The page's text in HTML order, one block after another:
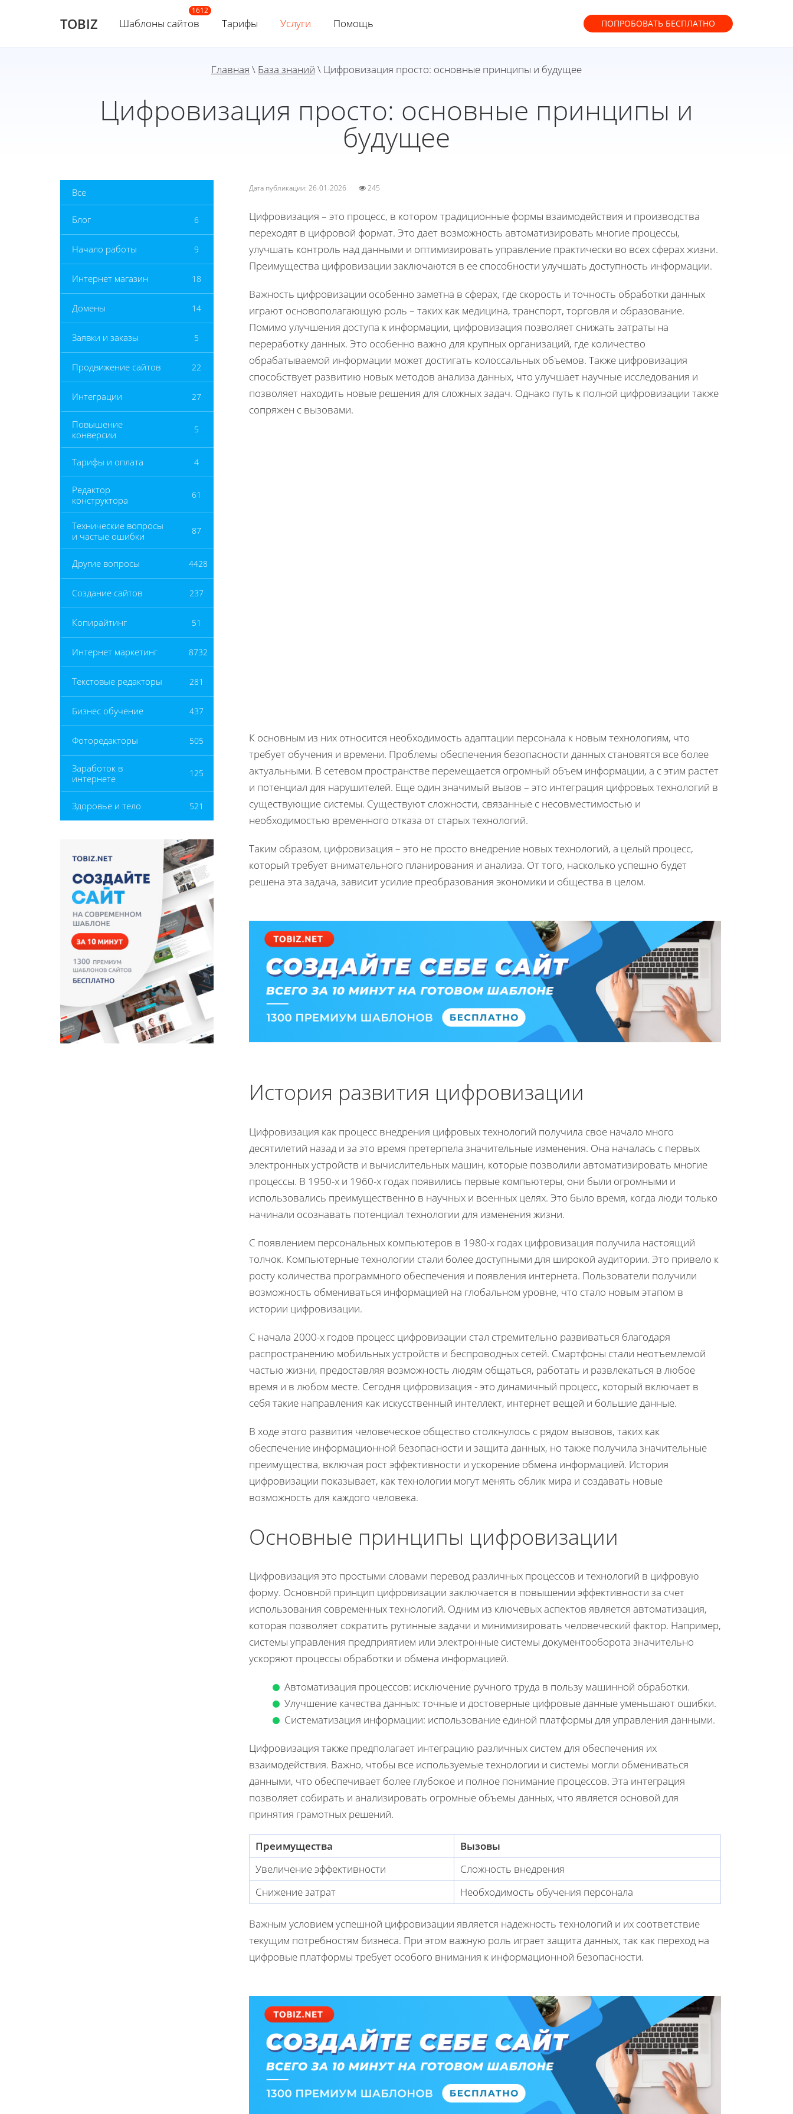
TOBIZ Шаблоны сайтов Тарифы Услуги Помощь ПОПРОБОВАТЬ БЕСПЛАТНО
Главная \ База знаний \ Цифровизация просто: основные принципы и будущее
Цифровизация просто: основные принципы и
будущее
Все
Блог 6
Начало работы 9
Интернет магазин 18
Домены 14
Заявки и заказы 5
Продвижение сайтов 22
Интеграции 27
Повышение
конверсии
5
Тарифы и оплата 4
Редактор
конструктора
61
Технические вопросы
и частые ошибки
87
Другие вопросы 4428
Создание сайтов 237
Копирайтинг 51
Интернет маркетинг 8732
Текстовые редакторы 281
Бизнес обучение 437
Фоторедакторы 505
Заработок в
интернете
125
Здоровье и тело 521
Дата публикации: 26-01-2026 245
Цифровизация – это процесс, в котором традиционные формы взаимодействия и производства
переходят в цифровой формат. Это дает возможность автоматизировать многие процессы,
улучшать контроль над данными и оптимизировать управление практически во всех сферах жизни.
Преимущества цифровизации заключаются в ее способности улучшать доступность информации.
Важность цифровизации особенно заметна в сферах, где скорость и точность обработки данных
играют основополагающую роль – таких как медицина, транспорт, торговля и образование.
Помимо улучшения доступа к информации, цифровизация позволяет снижать затраты на
переработку данных. Это особенно важно для крупных организаций, где количество
обрабатываемой информации может достигать колоссальных объемов. Также цифровизация
способствует развитию новых методов анализа данных, что улучшает научные исследования и
позволяет находить новые решения для сложных задач. Однако путь к полной цифровизации также
сопряжен с вызовами.
К основным из них относится необходимость адаптации персонала к новым технологиям, что
требует обучения и времени. Проблемы обеспечения безопасности данных становятся все более
актуальными. В сетевом пространстве перемещается огромный объем информации, а с этим растет
и потенциал для нарушителей. Еще один значимый вызов – это интеграция цифровых технологий в
существующие системы. Существуют сложности, связанные с несовместимостью и
необходимостью временного отказа от старых технологий.
Таким образом, цифровизация – это не просто внедрение новых технологий, а целый процесс,
который требует внимательного планирования и анализа. От того, насколько успешно будет
решена эта задача, зависит усилие преобразования экономики и общества в целом.
История развития цифровизации
Цифровизация как процесс внедрения цифровых технологий получила свое начало много
десятилетий назад и за это время претерпела значительные изменения. Она началась с первых
электронных устройств и вычислительных машин, которые позволили автоматизировать многие
процессы. В 1950-х и 1960-х годах появились первые компьютеры, они были огромными и
использовались преимущественно в научных и военных целях. Это было время, когда люди только
начинали осознавать потенциал технологии для изменения жизни.
С появлением персональных компьютеров в 1980-х годах цифровизация получила настоящий
толчок. Компьютерные технологии стали более доступными для широкой аудитории. Это привело к
росту количества программного обеспечения и появления интернета. Пользователи получили
возможность обмениваться информацией на глобальном уровне, что стало новым этапом в
истории цифровизации.
С начала 2000-х годов процесс цифровизации стал стремительно развиваться благодаря
распространению мобильных устройств и беспроводных сетей. Смартфоны стали неотъемлемой
частью жизни, предоставляя возможность людям общаться, работать и развлекаться в любое
время и в любом месте. Сегодня цифровизация - это динамичный процесс, который включает в
себя такие направления как искусственный интеллект, интернет вещей и большие данные.
В ходе этого развития человеческое общество столкнулось с рядом вызовов, таких как
обеспечение информационной безопасности и защита данных, но также получила значительные
преимущества, включая рост эффективности и ускорение обмена информацией. История
цифровизации показывает, как технологии могут менять облик мира и создавать новые
возможность для каждого человека.
Основные принципы цифровизации
Цифровизация это простыми словами перевод различных процессов и технологий в цифровую
форму. Основной принцип цифровизации заключается в повышении эффективности за счет
использования современных технологий. Одним из ключевых аспектов является автоматизация,
которая позволяет сократить рутинные задачи и минимизировать человеческий фактор. Например,
системы управления предприятием или электронные системы документооборота значительно
ускоряют процессы обработки и обмена информацией.
Автоматизация процессов: исключение ручного труда в пользу машинной обработки.
Улучшение качества данных: точные и достоверные цифровые данные уменьшают ошибки.
Систематизация информации: использование единой платформы для управления данными.
Цифровизация также предполагает интеграцию различных систем для обеспечения их
взаимодействия. Важно, чтобы все используемые технологии и системы могли обмениваться
данными, что обеспечивает более глубокое и полное понимание процессов. Эта интеграция
позволяет собирать и анализировать огромные объемы данных, что является основой для
принятия грамотных решений.
Преимущества
Вызовы
Увеличение эффективности
Сложность внедрения
Снижение затрат
Необходимость обучения персонала
Важным условием успешной цифровизации является надежность технологий и их соответствие
текущим потребностям бизнеса. При этом важную роль играет защита данных, так как переход на
цифровые платформы требует особого внимания к информационной безопасности.